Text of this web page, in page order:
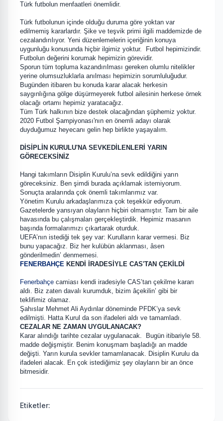
Türk futbolun menfaatleri önemlidir.
Türk futbolunun içinde olduğu duruma göre yoktan var
edilmemiş kararlardır. Şike ve teşvik primi ilgili maddemizde de
cezalandırılıyor. Yeni düzenlemelerin içeriğinin konuya
uygunluğu konusunda hiçbir ilgimiz yoktur. Futbol hepimizindir.
Futbolun değerini korumak hepimizin görevidir.
Sporun tüm topluma kazandırılması gereken olumlu nitelikler
yerine olumsuzluklarla anılması hepimizin sorumluluğudur.
Bugünden itibaren bu konuda karar alacak herkesin
saygınlığına gölge düşürmeyerek futbol ailesinin herkese örnek
olacağı ortamı hepimiz yaratacağız.
Tüm Türk halkının bize destek olacağından şüphemiz yoktur.
2020 Futbol Şampiyonası'nın en önemli adayı olarak
duyduğumuz heyecanı gelin hep birlikte yaşayalım.
DİSİPLİN KURULU'NA SEVKEDİLENLERİ YARIN
GÖRECEKSİNİZ
Hangi takımların Disiplin Kurulu’na sevk edildiğini yarın
göreceksiniz. Ben şimdi burada açıklamak istemiyorum.
Sonuçta aralarında çok önemli takımlarımız var.
Yönetim Kurulu arkadaşlarımıza çok teşekkür ediyorum.
Gazetelerde yansıyan olayların hiçbiri olmamıştır. Tam bir aile
havasında bu çalışmaları gerçekleştirdik. Hepimiz masanın
başında formalarımızı çıkartarak oturduk.
UEFA’nın istediği tek şey var: Kurulların karar vermesi. Biz
bunu yapacağız. Biz her kulübün aklanması, âsen
gönderilmedin’ denmemesi.
FENERBAHÇE KENDİ İRADESİYLE CAS'TAN ÇEKİLDİ
Fenerbahçe camiası kendi iradesiyle CAS’tan çekilme kararı
aldı. Biz zaten davalı kurumduk, bizim âçekilin’ gibi bir
teklifimiz olamaz.
Şahıslar Mehmet Ali Aydınlar döneminde PFDK’ya sevk
edilmişti. Hatta Kurul da son ifadeleri aldı ve tamamladı.
CEZALAR NE ZAMAN UYGULANACAK?
Karar alındığı tarihte cezalar uygulanacak. Bugün itibariyle 58.
madde değişmiştir. Benim konuşmam başladığı an madde
değişti. Yarın kurula sevkler tamamlanacak. Disiplin Kurulu da
ifadeleri alacak. En çok istediğimiz şey olayların bir an önce
bitmesidir.
Etiketler: